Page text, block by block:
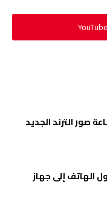
YouTube
الهاتف إلى جهاز